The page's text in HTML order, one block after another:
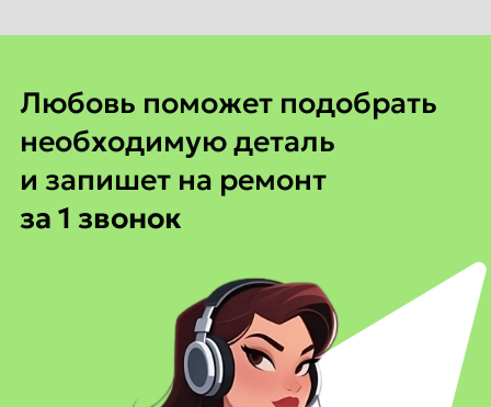
Любовь поможет
Любовь поможет подобрать
необходимую деталь
и запишет на ремонт
за 1 звонок